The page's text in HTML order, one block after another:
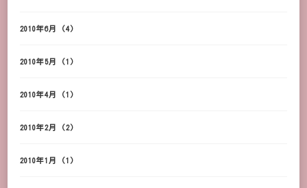
2010年6月 (4)
2010年5月 (1)
2010年4月 (1)
2010年2月 (2)
2010年1月 (1)